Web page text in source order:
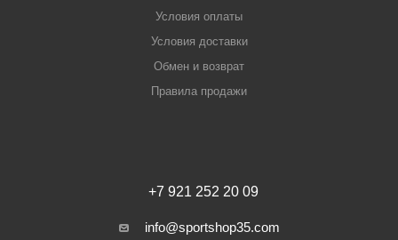
Условия оплаты
Условия доставки
Обмен и возврат
Правила продажи
+7 921 252 20 09
info@sportshop35.com